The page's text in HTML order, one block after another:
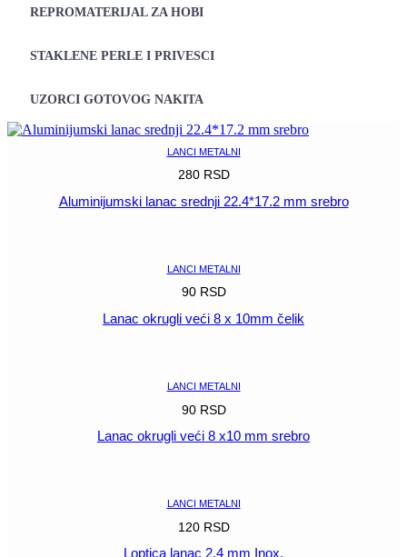
REPROMATERIJAL ZA HOBI
STAKLENE PERLE I PRIVESCI
UZORCI GOTOVOG NAKITA
LANCI METALNI
280 RSD
Aluminijumski lanac srednji 22.4*17.2 mm srebro
LANCI METALNI
90 RSD
Lanac okrugli veći 8 x 10mm čelik
LANCI METALNI
90 RSD
Lanac okrugli veći 8 x10 mm srebro
LANCI METALNI
120 RSD
Loptica lanac 2.4 mm Inox.